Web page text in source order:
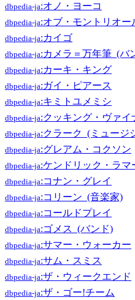
dbpedia-ja:オノ・ヨーコ
dbpedia-ja:オブ・モントリオー
dbpedia-ja:カイゴ
dbpedia-ja:カメラ＝万年筆_(バ
dbpedia-ja:カーキ・キング
dbpedia-ja:ガイ・ピアース
dbpedia-ja:キミトユメミシ
dbpedia-ja:クッキング・ヴァイ
dbpedia-ja:クラーク_(ミュージ
dbpedia-ja:グレアム・コクソン
dbpedia-ja:ケンドリック・ラマ
dbpedia-ja:コナン・グレイ
dbpedia-ja:コリーン_(音楽家)
dbpedia-ja:コールドプレイ
dbpedia-ja:ゴメス_(バンド)
dbpedia-ja:サマー・ウォーカー
dbpedia-ja:サム・スミス
dbpedia-ja:ザ・ウィークエンド
dbpedia-ja:ザ・ゴー!チーム